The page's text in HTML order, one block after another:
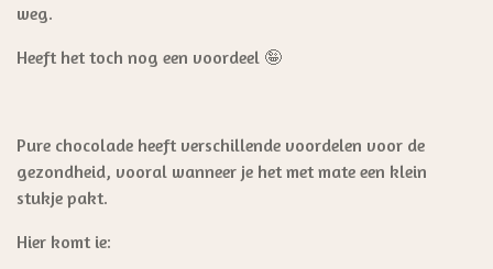
weg.
Heeft het toch nog een voordeel 🤪
Pure chocolade heeft verschillende voordelen voor de
gezondheid, vooral wanneer je het met mate een klein
stukje pakt.
Hier komt ie: